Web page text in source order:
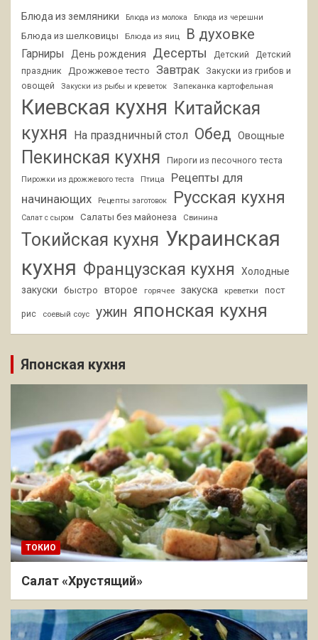
Блюда из земляники Блюда из молока Блюда из черешни
Блюда из шелковицы Блюда из яиц В духовке
Гарниры День рождения Десерты Детский
Детский
праздник
Дрожжевое тесто Завтрак
Закуски из грибов и
овощей
Закуски из рыбы и креветок Запеканка картофельная
Киевская кухня Китайская
кухня На праздничный стол Обед Овощные
Пекинская кухня Пироги из песочного теста
Пирожки из дрожжевого теста Птица
Рецепты для
начинающих
Рецепты заготовок Русская кухня
Салат с сыром Салаты без майонеза Свинина
Токийская кухня Украинская
кухня Французская кухня
Холодные
закуски
быстро второе горячее закуска креветки пост
рис соевый соус ужин японская кухня
Японская кухня
ТОКИО
Салат «Хрустящий»